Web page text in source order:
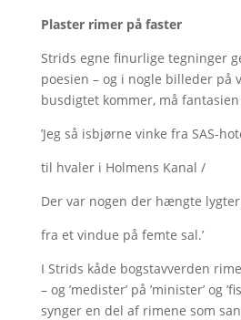
Plaster rimer på faster
Strids egne finurlige tegninger
poesien – og i nogle billeder på
busdigtet kommer, må
’Jeg så isbjørne vinke fra SAS-
til hvaler i Holmens Kanal /
Der var nogen der hængte
fra et vindue på femte sal.’
I Strids kåde bogstavverden rimer
– og ’medister’ på ’minister’ og
synger en del af rimene som